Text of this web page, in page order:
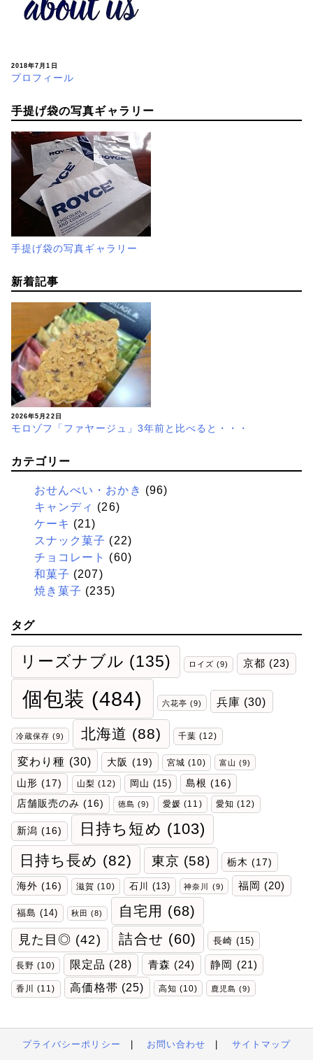
2018年7月1日
プロフィール
手提げ袋の写真ギャラリー
手提げ袋の写真ギャラリー
新着記事
2026年5月22日
モロゾフ「ファヤージュ」3年前と比べると・・・
カテゴリー
おせんべい・おかき (96)
キャンディ (26)
ケーキ (21)
スナック菓子 (22)
チョコレート
(60)
和菓子 (207)
焼き菓子 (235)
タグ
リーズナブル (135) ロイズ (9) 京都 (23)
個包装 (484) 六花亭 (9) 兵庫 (30)
冷蔵保存 (9) 北海道 (88) 千葉 (12)
変わり種 (30) 大阪 (19) 宮城 (10) 富山 (9)
山形 (17) 山梨 (12) 岡山 (15) 島根 (16)
店舗販売のみ (16) 徳島 (9) 愛媛 (11) 愛知 (12)
新潟 (16) 日持ち短め (103)
日持ち長め (82) 東京 (58) 栃木 (17)
海外 (16) 滋賀 (10) 石川 (13) 神奈川 (9) 福岡 (20)
福島 (14) 秋田 (8) 自宅用 (68)
見た目◎ (42) 詰合せ (60) 長崎 (15)
長野 (10) 限定品 (28) 青森 (24) 静岡 (21)
香川 (11) 高価格帯 (25) 高知 (10) 鹿児島 (9)
プライバシーポリシー お問い合わせ サイトマップ